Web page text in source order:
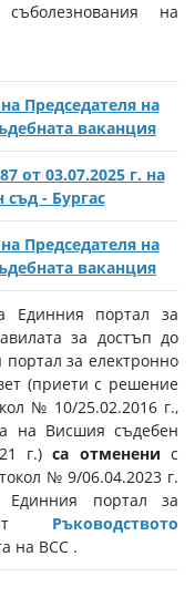
на
Председателя на
ваканция
от 03.07.2025 г. на
- Бургас
Председателя на
ваканция
портал за
за достъп до
за електронно
(приети с решение
№ 10/25.02.2016 г.,
на Висшия съдебен
г.)са отменени с
№ 9/06.04.2023 г.
портал за
Ръководството
на ВСС .